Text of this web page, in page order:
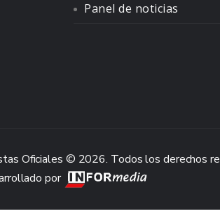
Panel de noticias
Oficiales © 2026. Todos los derechos
por